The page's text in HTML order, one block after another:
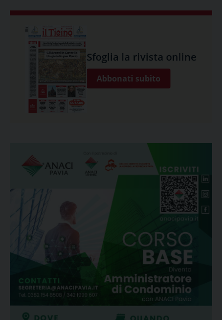
Sfoglia la rivista online
Abbonati subito